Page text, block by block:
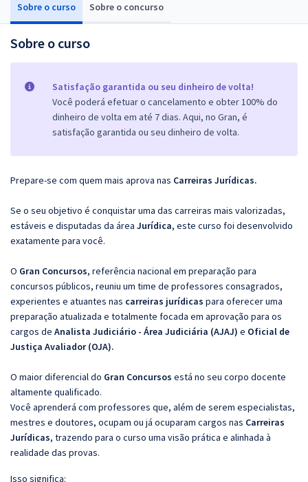
Sobre o curso Sobre o concurso
Sobre o curso
Satisfação garantida ou seu dinheiro de volta!
Você poderá efetuar o cancelamento e obter 100% do
dinheiro de volta em até 7 dias. Aqui, no Gran, é
satisfação garantida ou seu dinheiro de volta.
Prepare-se com quem mais aprova nas Carreiras Jurídicas.
Se o seu objetivo é conquistar uma das carreiras mais valorizadas,
estáveis e disputadas da área Jurídica, este curso foi desenvolvido
exatamente para você.
O Gran Concursos, referência nacional em preparação para
concursos públicos, reuniu um time de professores consagrados,
experientes e atuantes nas carreiras jurídicas para oferecer uma
preparação atualizada e totalmente focada em aprovação para os
cargos de Analista Judiciário - Área Judiciária (AJAJ) e Oficial de
Justiça Avaliador (OJA).
O maior diferencial do Gran Concursos está no seu corpo docente
altamente qualificado.
Você aprenderá com professores que, além de serem especialistas,
mestres e doutores, ocupam ou já ocuparam cargos nas Carreiras
Jurídicas, trazendo para o curso uma visão prática e alinhada à
realidade das provas.
Isso significa: